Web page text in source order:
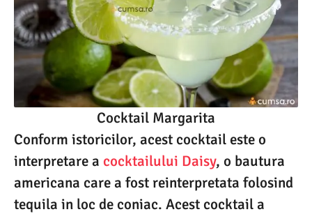
Cocktail Margarita
Conform istoricilor, acest cocktail este o
interpretare a cocktailului Daisy, o bautura
americana care a fost reinterpretata folosind
tequila in loc de coniac. Acest cocktail a